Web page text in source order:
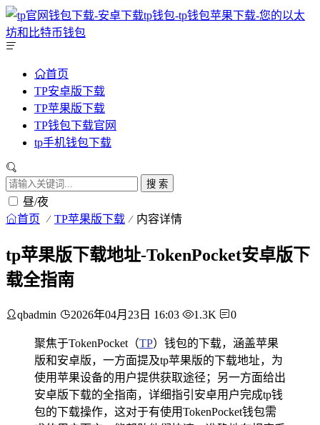
首页
TP安卓版下载
TP苹果版下载
TP钱包下载官网
tp手机钱包下载
搜 索
昼/夜
首页 TP苹果版下载 内容详情
tp苹果版下载地址-TokenPocket安卓版下
载全指南
qbadmin 2026年04月23日 16:03 1.3K 0
聚焦于TokenPocket（TP）钱包的下载，涵盖苹果
版和安卓版，一方面提及tp苹果版的下载地址，为
使用苹果设备的用户提供获取途径；另一方面给出
安卓版下载的全指南，详细指引安卓用户完成tp钱
包的下载操作，这对于有使用TokenPocket钱包需